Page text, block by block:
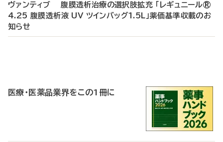
ヴァンティブ 腹膜透析治療の選択肢拡充 「レギュニール®
4.25 腹膜透析液 UV ツインバッグ1.5L」薬価基準収載のお
知らせ
医療・医薬品業界をこの1冊に